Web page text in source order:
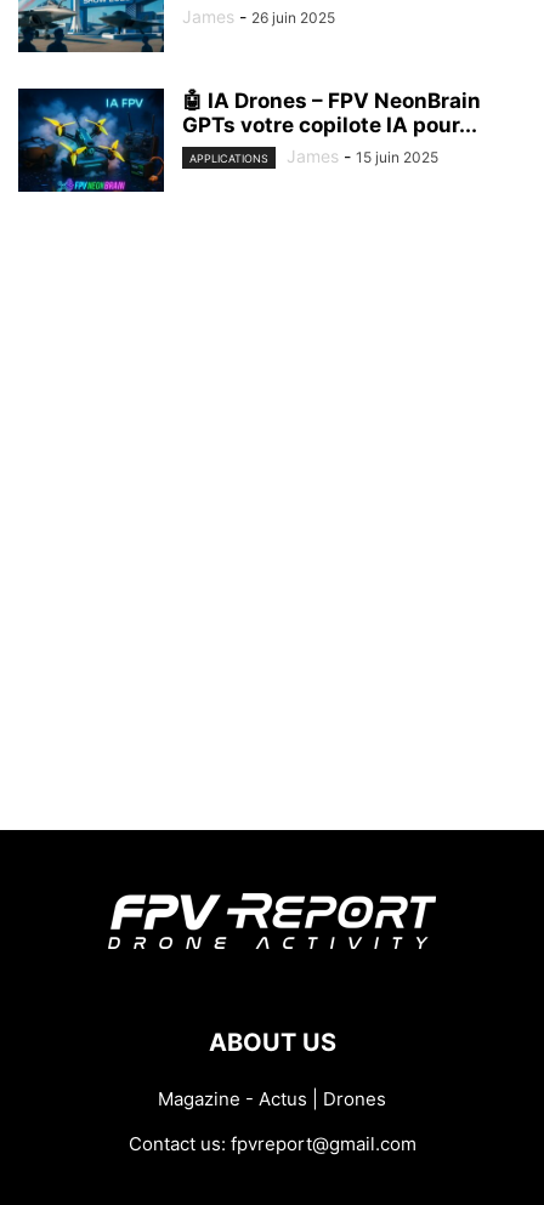
James - 26 juin 2025
🤖 IA Drones – FPV NeonBrain
GPTs votre copilote IA pour...
APPLICATIONS James - 15 juin 2025
ABOUT US
Magazine - Actus | Drones
Contact us: fpvreport@gmail.com